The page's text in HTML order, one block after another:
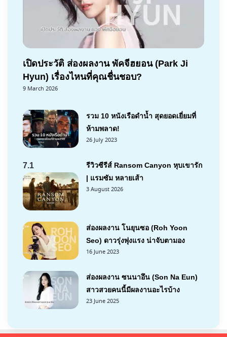
เปิดประวัติ ส่องผลงาน พัคจีฮยอน (Park Ji
Hyun) เรื่องไหนที่คุณชื่นชอบ?
9 March 2026
รวม 10 หนังเรือดำน้ำ สุดยอดเยี่ยมที่
ห้ามพลาด!
26 July 2023
7.1
รีวิวซีรีส์ Ransom Canyon หุบเขารัก
| แรมซัม หลายเส้า
3 August 2026
ส่องผลงาน โนยุนซอ (Roh Yoon
Seo) ดาวรุ่งพุ่งแรง น่าจับตามอง
16 June 2023
ส่องผลงาน ซนนาอึน (Son Na Eun)
สาวสวยคนนี้มีผลงานอะไรบ้าง
23 June 2025